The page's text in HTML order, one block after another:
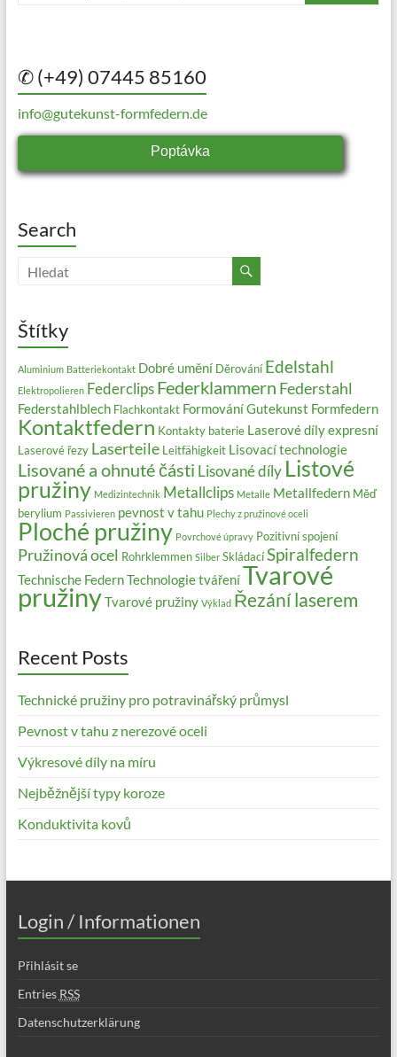
✆ (+49) 07445 85160
info@gutekunst-formfedern.de
Poptávka
Search
Štítky
Aluminium Batteriekontakt Dobré umění Děrování Edelstahl
Elektropolieren Federclips Federklammern Federstahl
Federstahlblech Flachkontakt FormováníGutekunst Formfedern
Kontaktfedern Kontakty baterie Laserové díly expresní
Laserové řezy Laserteile Leitfähigkeit Lisovací technologie
Lisované a ohnuté části Lisované díly Listové
pružiny Medizintechnik Metallclips Metalle Metallfedern Měď
berylium Passivieren pevnost v tahu Plechy z pružinové oceli
Ploché pružiny Povrchové úpravy Pozitivní spojení
Pružinová ocel Rohrklemmen Silber Skládací Spiralfedern
Technische FedernTechnologie tvářeníTvarové
pružinyTvarové pružiny Výklad Řezání laserem
Recent Posts
Technické pružiny pro potravinářský průmysl
Pevnost v tahu z nerezové oceli
Výkresové díly na míru
Nejběžnější typy koroze
Konduktivita kovů
Login / Informationen
Přihlásit se
Entries RSS
Datenschutzerklärung